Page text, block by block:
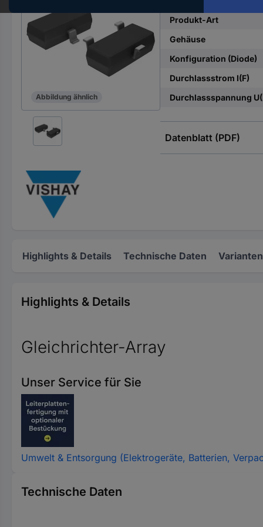
Teile-
Nr.
ein
Abbildung ähnlich
Produkt-Art
Gehäuse
Konfiguration (Diode)
Durchlassstrom I(F)
Durchlassspannung
Datenblatt (PDF)
Highlights & Details Technische Daten Varianten
Highlights & Details
Gleichrichter-Array
Unser Service für Sie
Umwelt & Entsorgung (Elektrogeräte, Batterien,
Technische Daten